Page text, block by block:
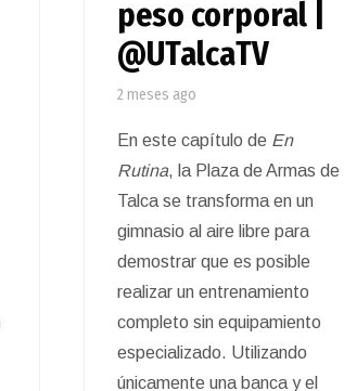
peso corporal |
@UTalcaTV
2 meses ago
En este capítulo de En
Rutina, la Plaza de Armas de
Talca se transforma en un
gimnasio al aire libre para
demostrar que es posible
realizar un entrenamiento
completo sin equipamiento
especializado. Utilizando
únicamente una banca y el